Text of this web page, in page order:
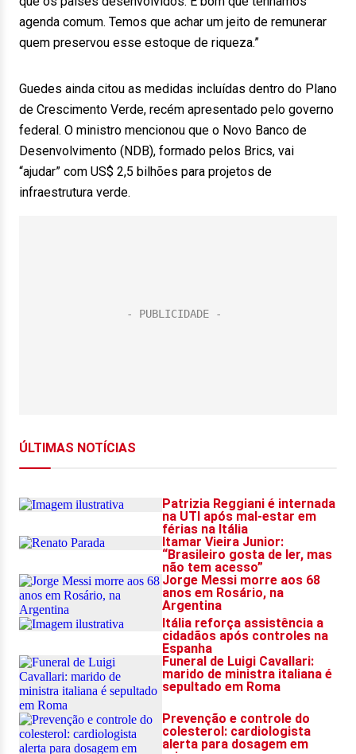
agenda comum. Temos que achar um jeito de remunerar
quem preservou esse estoque de riqueza.”
Guedes ainda citou as medidas incluídas dentro do Plano
de Crescimento Verde, recém apresentado pelo governo
federal. O ministro mencionou que o Novo Banco de
Desenvolvimento (NDB), formado pelos Brics, vai
“ajudar” com US$ 2,5 bilhões para projetos de
infraestrutura verde.